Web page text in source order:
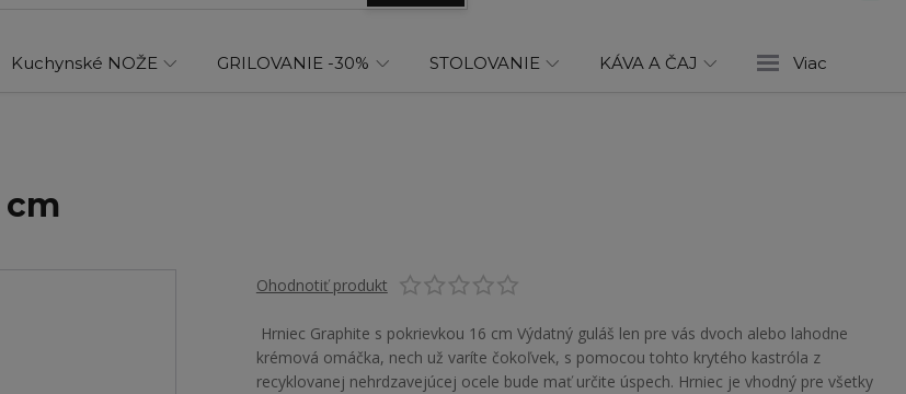
Kuchynské NOŽE GRILOVANIE -30% STOLOVANIE KÁVA A ČAJ Viac
Ohodnotiť produkt
Hrniec Graphite s pokrievkou 16 cm Výdatný guláš len pre vás dvoch alebo lahodne
krémová omáčka, nech už varíte čokoľvek, s pomocou tohto krytého kastróla z
recyklovanej nehrdzavejúcej ocele bude mať určite úspech. Hrniec je vhodný pre všetky